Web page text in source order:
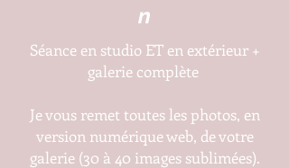
n
Séance en studio ET en extérieur +
galerie complète
Je vous remet toutes les photos, en
version numérique web, de votre
galerie (30 à 40 images sublimées).